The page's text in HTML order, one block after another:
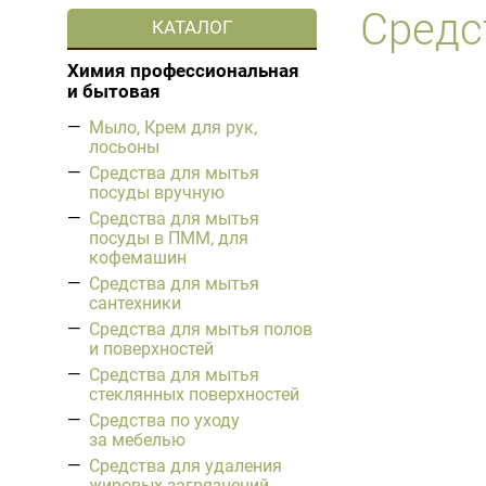
Средства для мытья
сантехники
Средства для мытья полов
и поверхностей
Средства для мытья
стеклянных поверхностей
Средства по уходу
за мебелью
Средства для удаления
жировых загрязнений
Порошки для стирки,
ополаскиватели,
Освежители воздуха
Средства для пивоварен
Средства для дезинфекции
поверхностей, антисептики
Прочие товары для бара
КАТАЛОГ
Химия профессиональная
и бытовая
Мыло, Крем для рук,
лосьоны
Средства для мытья
посуды вручную
Средства для мытья
посуды в ПММ, для
кофемашин
Средства для мытья
сантехники
Средства для мытья полов
и поверхностей
Средства для мытья
стеклянных поверхностей
Средства по уходу
за мебелью
Средства для удаления